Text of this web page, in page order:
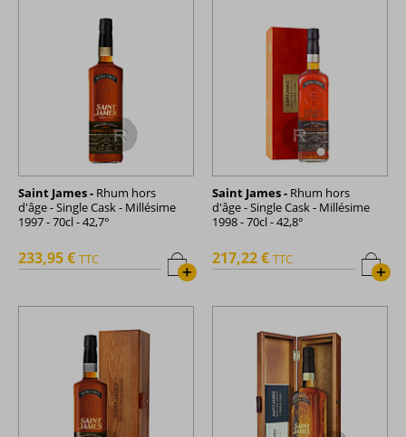
Saint James - Rhum hors
d'âge - Single Cask - Millésime
1997 - 70cl - 42,7°
+
233,95 € TTC
Saint James - Rhum hors
d'âge - Single Cask - Millésime
1998 - 70cl - 42,8°
+
217,22 € TTC